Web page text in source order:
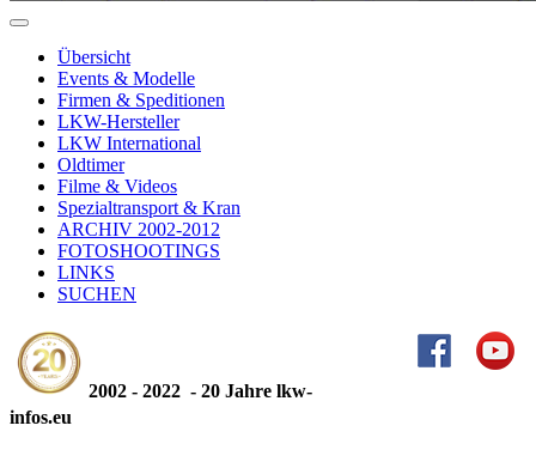
Übersicht
Events & Modelle
Firmen & Speditionen
LKW-Hersteller
LKW International
Oldtimer
Filme & Videos
Spezialtransport & Kran
ARCHIV 2002-2012
FOTOSHOOTINGS
LINKS
SUCHEN
2002 - 2022 - 20 Jahre lkw-
infos.eu